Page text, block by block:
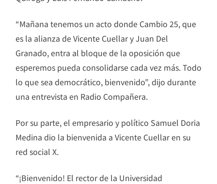
“Mañana tenemos un acto donde Cambio 25, que
es la alianza de Vicente Cuellar y Juan Del
Granado, entra al bloque de la oposición que
esperemos pueda consolidarse cada vez más. Todo
lo que sea democrático, bienvenido”, dijo durante
una entrevista en Radio Compañera.
Por su parte, el empresario y político Samuel Doria
Medina dio la bienvenida a Vicente Cuellar en su
red social X.
“¡Bienvenido! El rector de la Universidad